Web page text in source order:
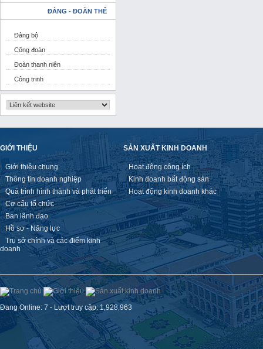
ĐẢNG - ĐOÀN THỂ
Đảng bộ
Công đoàn
Đoàn thanh niên
Công trinh
GIỚI THIỆU
Giới thiệu chung
Thông tin doanh nghiệp
Quá trình hình thành và phát triển
Cơ cấu tổ chức
Ban lãnh đạo
Hồ sơ - Năng lực
Trụ sở chính và các điểm kinh
doanh
SẢN XUẤT KINH DOANH
Hoạt động công ích
Kinh doanh bất động sản
Hoạt động kinh doanh khác
Đang Online: 7 - Lượt truy cập: 1,928,963